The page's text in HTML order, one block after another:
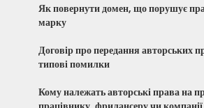
Як повернути домен, що порушує
марку
Договір про передання авторських
типові помилки
Кому належать авторські права на